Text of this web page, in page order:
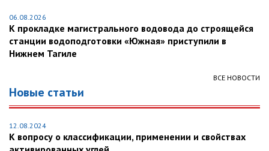
06.08.2026
К прокладке магистрального водовода до строящейся
станции водоподготовки «Южная» приступили в
Нижнем Тагиле
ВСЕ НОВОСТИ
Новые статьи
12.08.2024
К вопросу о классификации, применении и свойствах